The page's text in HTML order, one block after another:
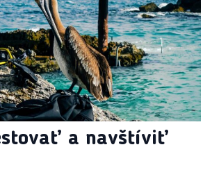
a navštíviť